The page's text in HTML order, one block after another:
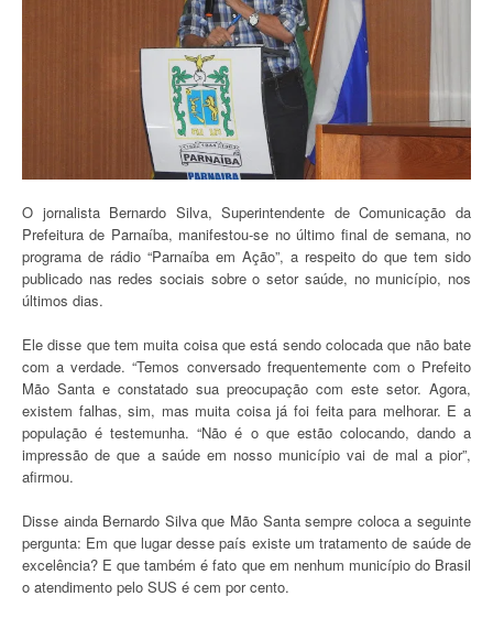
O jornalista Bernardo Silva, Superintendente de Comunicação da
Prefeitura de Parnaíba, manifestou-se no último final de semana, no
programa de rádio “Parnaíba em Ação”, a respeito do que tem sido
publicado nas redes sociais sobre o setor saúde, no município, nos
últimos dias.
Ele disse que tem muita coisa que está sendo colocada que não bate
com a verdade. “Temos conversado frequentemente com o Prefeito
Mão Santa e constatado sua preocupação com este setor. Agora,
existem falhas, sim, mas muita coisa já foi feita para melhorar. E a
população é testemunha. “Não é o que estão colocando, dando a
impressão de que a saúde em nosso município vai de mal a pior”,
afirmou.
Disse ainda Bernardo Silva que Mão Santa sempre coloca a seguinte
pergunta: Em que lugar desse país existe um tratamento de saúde de
excelência? E que também é fato que em nenhum município do Brasil
o atendimento pelo SUS é cem por cento.